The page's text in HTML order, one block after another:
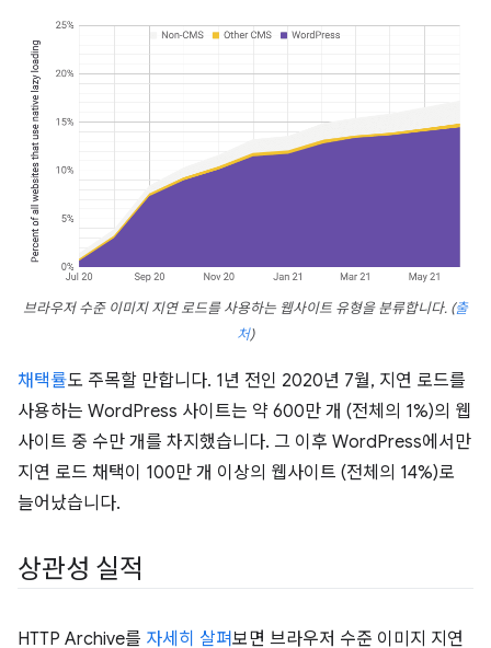
브라우저 수준 이미지 지연 로드를 사용하는 웹사이트 유형을 분류합니다. (출
처)
채택률도 주목할 만합니다. 1년 전인 2020년 7월, 지연 로드를
사용하는 WordPress 사이트는 약 600만 개 (전체의 1%)의 웹
사이트 중 수만 개를 차지했습니다. 그 이후 WordPress에서만
지연 로드 채택이 100만 개 이상의 웹사이트 (전체의 14%)로
늘어났습니다.
상관성 실적
HTTP Archive를 자세히 살펴보면 브라우저 수준 이미지 지연